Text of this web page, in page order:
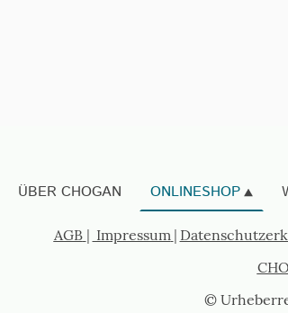
ÜBER CHOGAN ONLINESHOP
AGB | Impressum |
©